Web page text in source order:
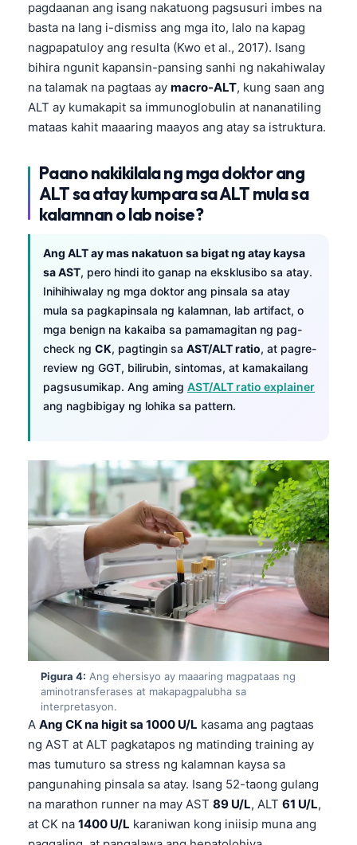
pagdaanan ang isang nakatuong pagsusuri imbes na
basta na lang i-dismiss ang mga ito, lalo na kapag
nagpapatuloy ang resulta (Kwo et al., 2017). Isang
bihira ngunit kapansin-pansing sanhi ng nakahiwalay
na talamak na pagtaas ay macro-ALT, kung saan ang
ALT ay kumakapit sa immunoglobulin at nananatiling
mataas kahit maaaring maayos ang atay sa istruktura.
Paano nakikilala ng mga doktor ang
ALT sa atay kumpara sa ALT mula sa
kalamnan o lab noise?
Ang ALT ay mas nakatuon sa bigat ng atay kaysa
sa AST, pero hindi ito ganap na eksklusibo sa atay.
Inihihiwalay ng mga doktor ang pinsala sa atay
mula sa pagkapinsala ng kalamnan, lab artifact, o
mga benign na kakaiba sa pamamagitan ng pag-
check ng CK, pagtingin sa AST/ALT ratio, at pagre-
review ng GGT, bilirubin, sintomas, at kamakailang
pagsusumikap. Ang aming AST/ALT ratio explainer
ang nagbibigay ng lohika sa pattern.
Pigura 4: Ang ehersisyo ay maaaring magpataas ng
aminotransferases at makapagpalubha sa
interpretasyon.
A Ang CK na higit sa 1000 U/L kasama ang pagtaas
ng AST at ALT pagkatapos ng matinding training ay
mas tumuturo sa stress ng kalamnan kaysa sa
pangunahing pinsala sa atay. Isang 52-taong gulang
na marathon runner na may AST 89 U/L, ALT 61 U/L,
at CK na 1400 U/L karaniwan kong iniisip muna ang